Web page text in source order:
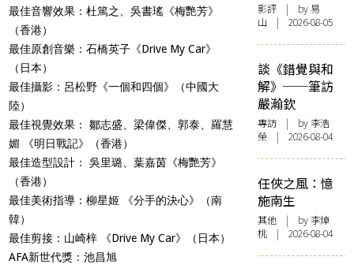
最佳音響效果：杜篤之、吳書瑤《梅艷芳》
（香港）
最佳原創音樂：石橋英子《Drive My Car》
（日本）
最佳攝影：呂松野《一個和四個》（中國大
陸）
最佳視覺效果： 鄒志盛、梁偉傑、郭泰、羅慧
媚 《明日戰記》（香港）
最佳造型設計： 吳里璐、葉嘉茵《梅艷芳》
（香港）
最佳美術指導：柳星姬 《分手的決心》（南
韓）
最佳剪接：山崎梓 《Drive My Car》（日本）
AFA新世代獎：池昌旭
影評 | by 易
山 | 2026-08-05
談《錯覺與和
解》──筆訪
嚴瀚欽
專訪 | by 李浩
榮 | 2026-08-04
任俠之風：憶
施南生
其他 | by 李焯
桃 | 2026-08-04